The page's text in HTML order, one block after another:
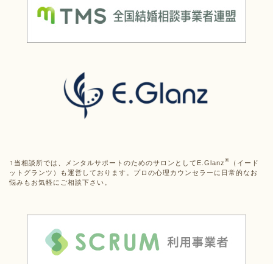
↑ 当相談所では、メンタルサポートのためのサロンとしてE.Glanz ®
（イード
ットグランツ）も運営しております。プロの心理カウンセラーに日常的なお
悩みもお気軽にご相談下さい。